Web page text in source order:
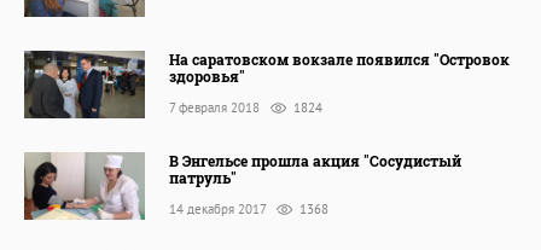
На саратовском вокзале появился "Островок
здоровья"
7 февраля 2018 1824
В Энгельсе прошла акция "Сосудистый
патруль"
14 декабря 2017 1368